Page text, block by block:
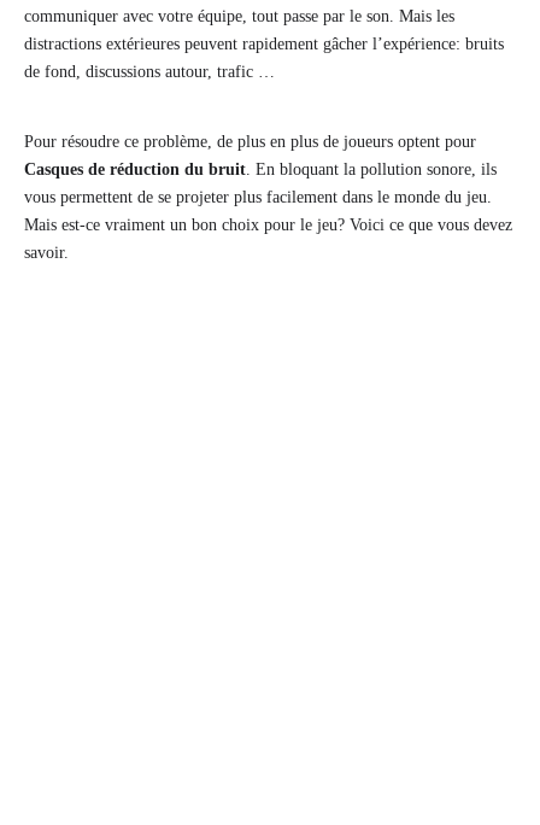
communiquer avec votre équipe, tout passe par le son. Mais les
distractions extérieures peuvent rapidement gâcher l’expérience: bruits
de fond, discussions autour, trafic …
Pour résoudre ce problème, de plus en plus de joueurs optent pour
Casques de réduction du bruit. En bloquant la pollution sonore, ils
vous permettent de se projeter plus facilement dans le monde du jeu.
Mais est-ce vraiment un bon choix pour le jeu? Voici ce que vous devez
savoir.